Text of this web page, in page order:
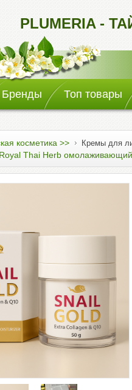
PLUMERIA -
Бренды Топ товары
косметика >> Кремы для
Thai Herb